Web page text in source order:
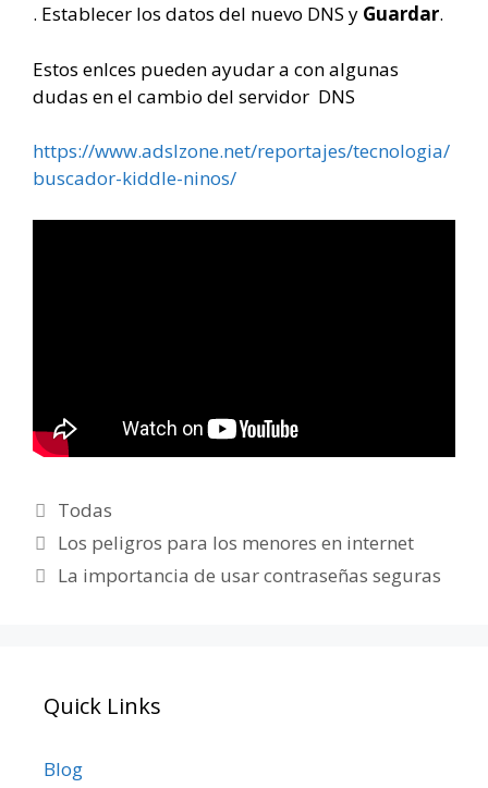
. Establecer los datos del nuevo DNS y Guardar.
Estos enlces pueden ayudar a con algunas
dudas en el cambio del servidor DNS
https://www.adslzone.net/reportajes/tecnologia/
buscador-kiddle-ninos/
Categorías
Todas
Los peligros para los menores en internet
La importancia de usar contraseñas seguras
Quick Links
Blog